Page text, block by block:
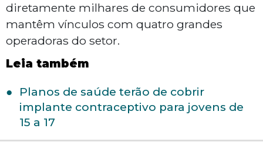
diretamente milhares de consumidores que
mantêm vínculos com quatro grandes
operadoras do setor.
Leia também
Planos de saúde terão de cobrir
implante contraceptivo para jovens de
15 a 17